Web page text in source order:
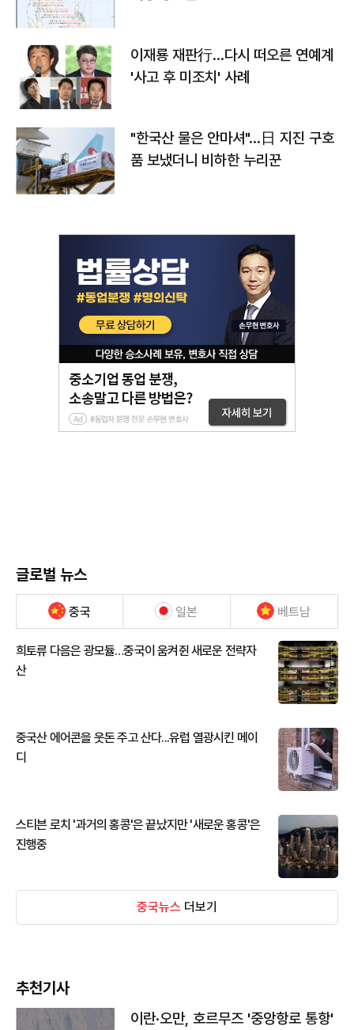
이재룡 재판行…다시 떠오른 연예계
'사고 후 미조치' 사례
"한국산 물은 안마셔"…日 지진 구호
품 보냈더니 비하한 누리꾼
글로벌 뉴스
중국 일본 베트남
희토류 다음은 광모듈…중국이 움켜쥔 새로운 전략자
산
중국산 에어콘을 웃돈 주고 산다...유럽 열광시킨 메이
디
스티븐 로치 '과거의 홍콩'은 끝났지만 '새로운 홍콩'은
진행중
중국뉴스 더보기
추천기사
이란·오만, 호르무즈 '중앙항로 통항'